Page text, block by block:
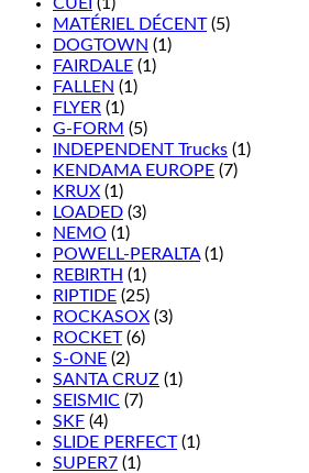
MATÉRIEL DÉCENT (5)
DOGTOWN (1)
FAIRDALE (1)
FALLEN (1)
FLYER (1)
G-FORM (5)
INDEPENDENT Trucks (1)
KENDAMA EUROPE (7)
KRUX (1)
LOADED (3)
NEMO (1)
POWELL-PERALTA (1)
REBIRTH (1)
RIPTIDE (25)
ROCKASOX (3)
ROCKET (6)
S-ONE (2)
SANTA CRUZ (1)
SEISMIC (7)
SKF (4)
SLIDE PERFECT (1)
SUPER7 (1)